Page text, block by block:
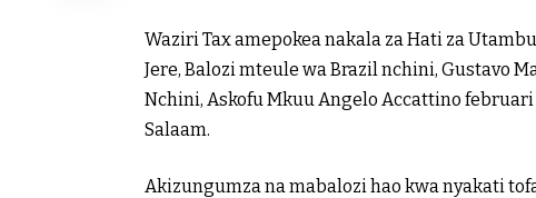
Waziri Tax amepokea nakala za Hati za
Jere, Balozi mteule wa Brazil nchini, Gustavo
Nchini, Askofu Mkuu Angelo Accattino
Salaam.
Akizungumza na mabalozi hao kwa nyakati